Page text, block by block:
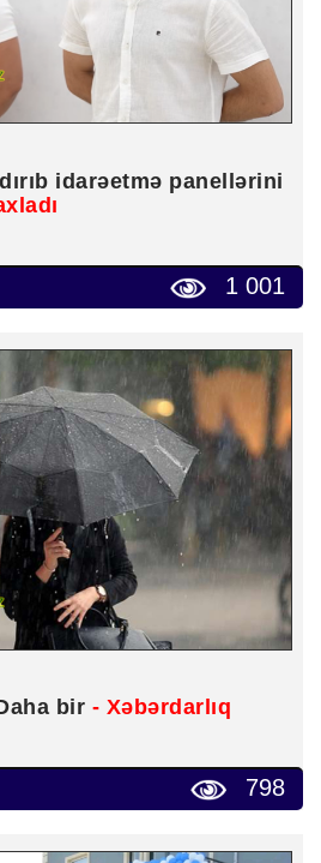
idarəetmə panellərini
1 001
bir - Xəbərdarlıq
798